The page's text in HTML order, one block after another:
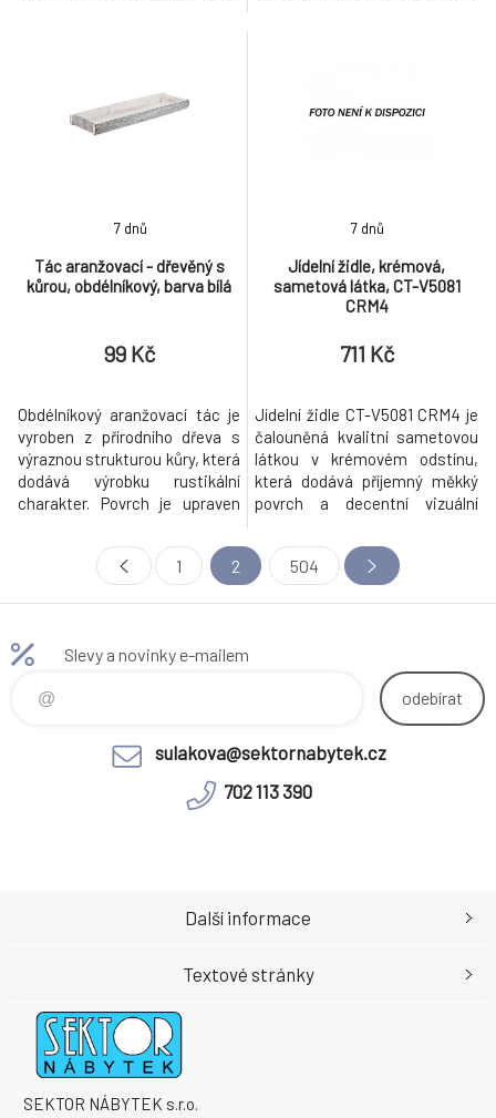
najdete celkem 18 kusů těchto
drobných dekorací. Ocení je
ozdobami naloží. Každopádně
Tác aranžovací - dřevěný s
kůrou, obdélníkový, barva bílá
7 dnů
99 Kč
Obdélníkový aranžovací tác je
vyroben z přírodního dřeva s
výraznou strukturou kůry, která
dodává výrobku rustikální
charakter. Povrch je upraven
zvýrazňuje texturu dřeva a
přispívá k světlému a
příjemnému vzhledu. Tác je
podklad pro svíčky a další
Jídelní židle, krémová,
sametová látka, CT-V5081
CRM4
7 dnů
711 Kč
Jídelní židle CT-V5081 CRM4 je
čalouněná kvalitní sametovou
látkou v krémovém odstínu,
která dodává příjemný měkký
povrch a decentní vizuální
ergonomicky tvarované a
prošité do čtvercových políček,
což zvyšuje komfort sezení a
1 2 504
Slevy a novinky e-mailem
odebírat
sulakova@sektornabytek.cz
702 113 390
SEKTOR NÁBYTEK s.r.o.
Další informace
Textové stránky